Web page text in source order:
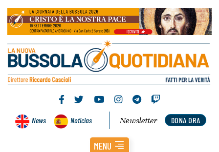
News Noticias DONA ORA
Newsletter
MENU